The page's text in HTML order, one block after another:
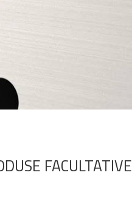
FACULTATIVE